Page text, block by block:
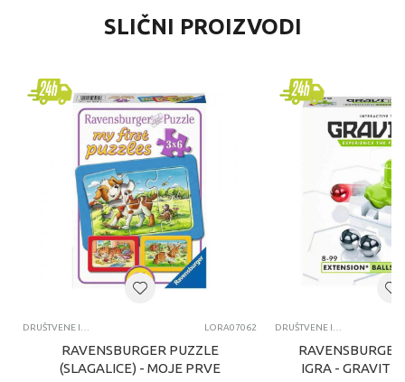
SLIČNI PROIZVODI
DRUŠTVENE IGRE I PUZLE LORA07062
RAVENSBURGER PUZZLE
(SLAGALICE) - MOJE PRVE
DRUŠTVENE IGRE I PUZLE
IGRA -